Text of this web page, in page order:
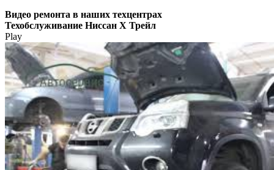
Видео ремонта в наших техцентрах
Техобслуживание Ниссан Х Трейл
Play